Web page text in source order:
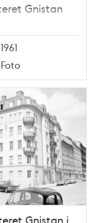
Gnistan
1961
Foto
Gnistan i